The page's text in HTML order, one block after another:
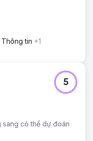
tin +1
sang có thể dự đoán
5